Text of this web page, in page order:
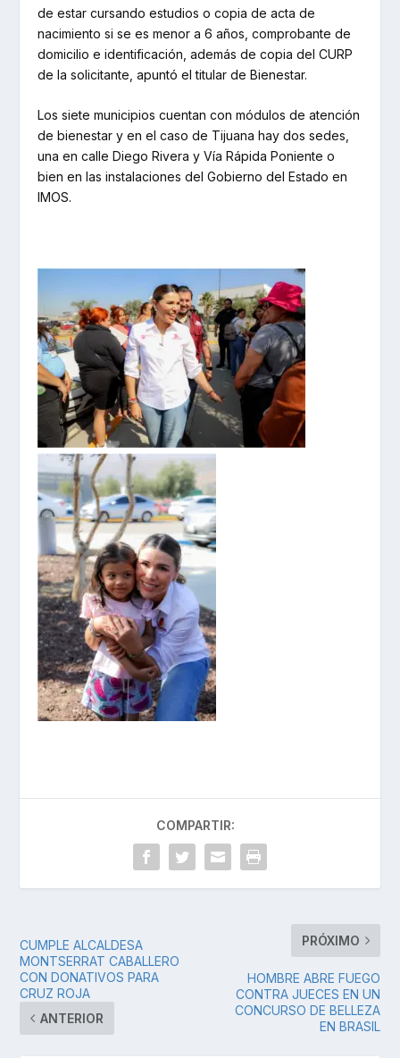
de estar cursando estudios o copia de acta de
nacimiento si se es menor a 6 años, comprobante de
domicilio e identificación, además de copia del CURP
de la solicitante, apuntó el titular de Bienestar.
Los siete municipios cuentan con módulos de atención
de bienestar y en el caso de Tijuana hay dos sedes,
una en calle Diego Rivera y Vía Rápida Poniente o
bien en las instalaciones del Gobierno del Estado en
IMOS.
COMPARTIR:
CUMPLE ALCALDESA
MONTSERRAT CABALLERO
CON DONATIVOS PARA
CRUZ ROJA
ANTERIOR
PRÓXIMO
HOMBRE ABRE FUEGO
CONTRA JUECES EN UN
CONCURSO DE BELLEZA
EN BRASIL